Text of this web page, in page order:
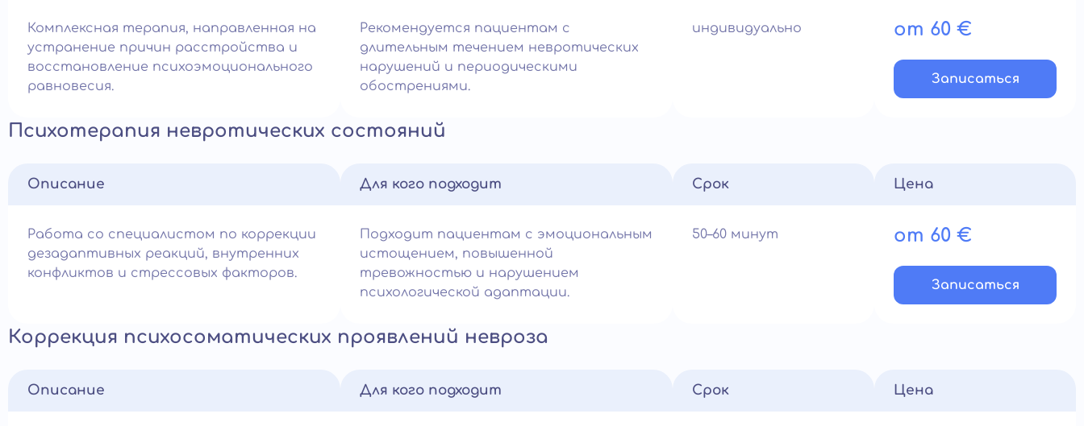
Комплексная терапия, направленная на
устранение причин расстройства и
восстановление психоэмоционального
равновесия.
Рекомендуется пациентам с
длительным течением невротических
нарушений и периодическими
обострениями.
индивидуально от 60 €
Записатьcя
Психотерапия невротических состояний
Описание
Работа со специалистом по коррекции
дезадаптивных реакций, внутренних
конфликтов и стрессовых факторов.
Для кого подходит
Подходит пациентам с эмоциональным
истощением, повышенной
тревожностью и нарушением
психологической адаптации.
Срок
50–60 минут
Цена
от 60 €
Записатьcя
Коррекция психосоматических проявлений невроза
Описание Для кого подходит Срок Цена